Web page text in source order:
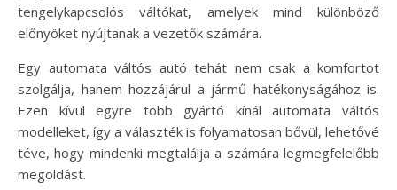
tengelykapcsolós váltókat, amelyek mind különböző
előnyöket nyújtanak a vezetők számára.
Egy automata váltós autó tehát nem csak a komfortot
szolgálja, hanem hozzájárul a jármű hatékonyságához is.
Ezen kívül egyre több gyártó kínál automata váltós
modelleket, így a választék is folyamatosan bővül, lehetővé
téve, hogy mindenki megtalálja a számára legmegfelelőbb
megoldást.